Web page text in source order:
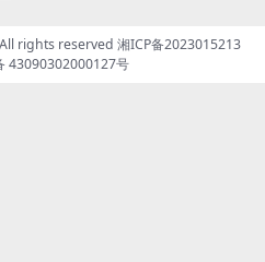
rights reserved 湘ICP备2023015213
43090302000127号